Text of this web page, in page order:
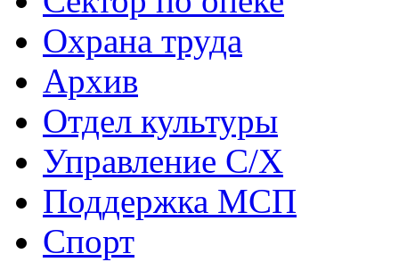
Охрана труда
Архив
Отдел культуры
Управление С/Х
Поддержка МСП
Спорт